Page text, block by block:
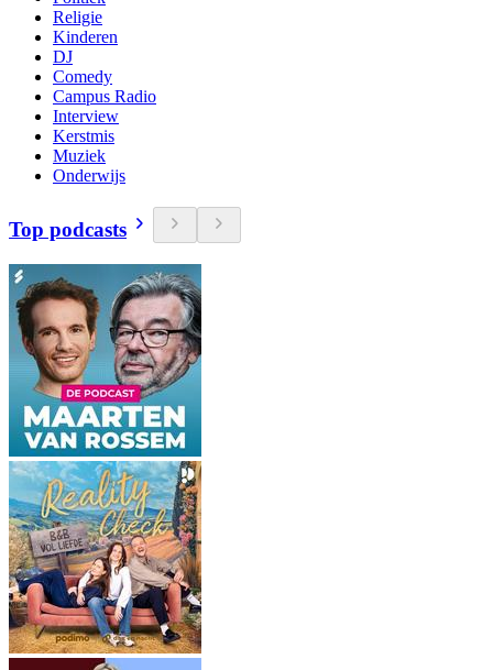
Religie
Kinderen
DJ
Comedy
Campus Radio
Interview
Kerstmis
Muziek
Onderwijs
Top podcasts